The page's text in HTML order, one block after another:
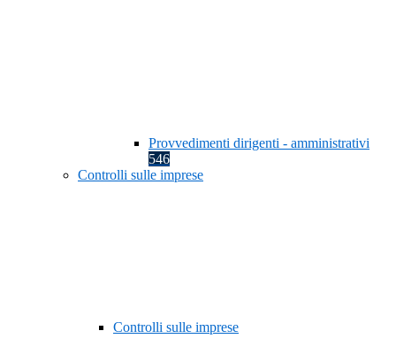
Provvedimenti dirigenti - amministrativi
546
Controlli sulle imprese
Controlli sulle imprese